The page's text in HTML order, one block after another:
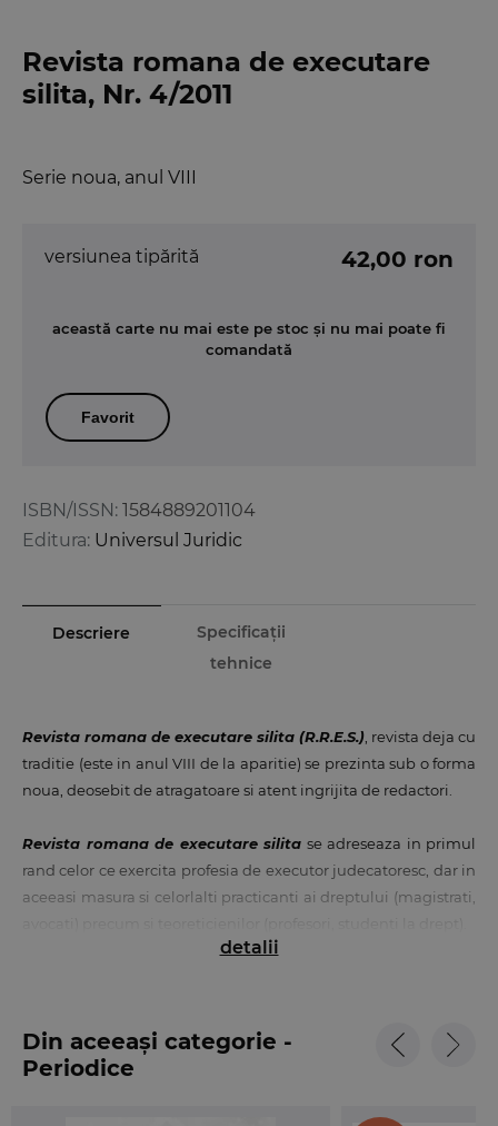
Revista romana de executare
silita, Nr. 4/2011
Serie noua, anul VIII
ISBN/ISSN: 1584889201104
Editura: Universul Juridic
versiunea tipărită 42,00 ron
această carte nu mai este pe stoc și nu mai poate fi
comandată
Favorit
Descriere
Specificații
tehnice
Revista romana de executare silita (R.R.E.S.), revista deja cu
traditie (este in anul VIII de la aparitie) se prezinta sub o forma
noua, deosebit de atragatoare si atent ingrijita de redactori.
Revista romana de executare silita se adreseaza in primul
rand celor ce exercita profesia de executor judecatoresc, dar in
aceeasi masura si celorlalti practicanti ai dreptului (magistrati,
judecatoresc, despre procedura de executare silita, precum si
consideratii despre aplicarea practica a normelor legislative
detalii
Din aceeași categorie -
Periodice